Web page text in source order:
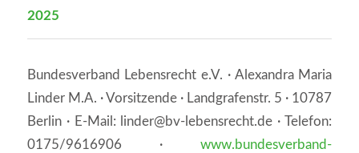
2025
Bundesverband Lebensrecht e.V. · Alexandra Maria
Linder M.A. · Vorsitzende · Landgrafenstr. 5 · 10787
Berlin · E-Mail: linder@bv-lebensrecht.de · Telefon:
0175/9616906 ·www.bundesverband-